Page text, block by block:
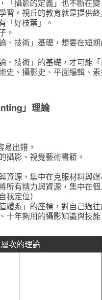
「攝影的定義」也不斷在
習。視丘的教育就是提供
「好枝葉」。
。
、技術」基礎，想要在短
、技術」的基礎，才可能
史、攝影史、平面編輯、
」理論
易出錯。
攝影、視覺藝術書籍。
資源，集中在克服材料與
所有精力與資源，集中在
定位）
體系」的座標，對自己過
十年夠用的攝影知識與技
次的理論